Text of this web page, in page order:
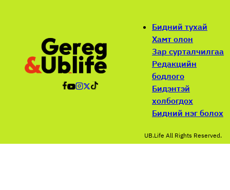
Бидний тухай
Хамт олон
Зар сурталчилгаа
Редакцийн
бодлого
Бидэнтэй
холбогдох
Бидний нэг болох
UB.Life All Rights Reserved.